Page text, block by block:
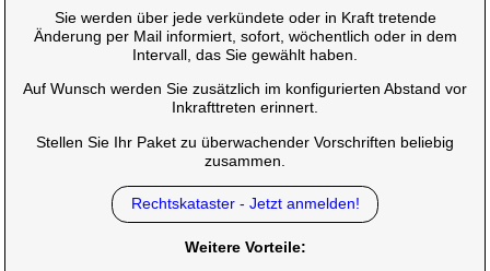
Sie werden über jede verkündete oder in Kraft tretende
Änderung per Mail informiert, sofort, wöchentlich oder in dem
Intervall, das Sie gewählt haben.
Auf Wunsch werden Sie zusätzlich im konfigurierten Abstand vor
Inkrafttreten erinnert.
Stellen Sie Ihr Paket zu überwachender Vorschriften beliebig
zusammen.
Rechtskataster - Jetzt anmelden!
Weitere Vorteile: